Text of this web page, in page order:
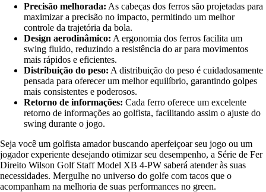
Precisão melhorada: As cabeças dos ferros são projetadas para
maximizar a precisão no impacto, permitindo um melhor
controle da trajetória da bola.
Design aerodinâmico: A ergonomia dos ferros facilita um
swing fluido, reduzindo a resistência do ar para movimentos
mais rápidos e eficientes.
Distribuição do peso: A distribuição do peso é cuidadosamente
pensada para oferecer um melhor equilíbrio, garantindo golpes
mais consistentes e poderosos.
Retorno de informações: Cada ferro oferece um excelente
retorno de informações ao golfista, facilitando assim o ajuste do
swing durante o jogo.
Seja você um golfista amador buscando aperfeiçoar seu jogo ou um
jogador experiente desejando otimizar seu desempenho, a Série de Fer
Direito Wilson Golf Staff Model XB 4-PW saberá atender às suas
necessidades. Mergulhe no universo do golfe com tacos que o
acompanham na melhoria de suas performances no green.